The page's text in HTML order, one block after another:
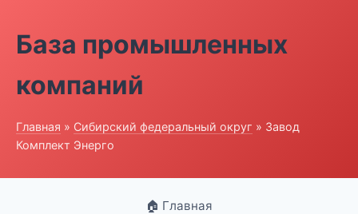
База промышленных
компаний
Главная » Сибирский федеральный округ » Завод
Комплект Энерго
🏠 Главная